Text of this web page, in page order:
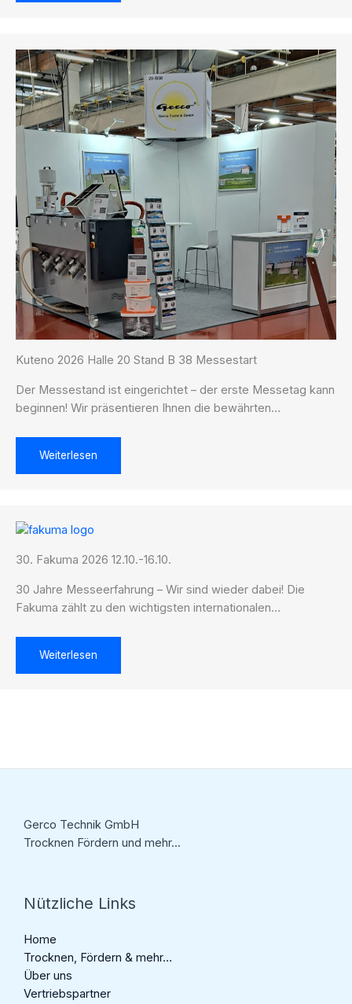
Kuteno 2026 Halle 20 Stand B 38 Messestart
Der Messestand ist eingerichtet – der erste Messetag kann
beginnen! Wir präsentieren Ihnen die bewährten…
Weiterlesen
30. Fakuma 2026 12.10.-16.10.
30 Jahre Messeerfahrung – Wir sind wieder dabei! Die
Fakuma zählt zu den wichtigsten internationalen…
Weiterlesen
Gerco Technik GmbH
Trocknen Fördern und mehr...
Nützliche Links
Home
Trocknen, Fördern & mehr…
Über uns
Vertriebspartner